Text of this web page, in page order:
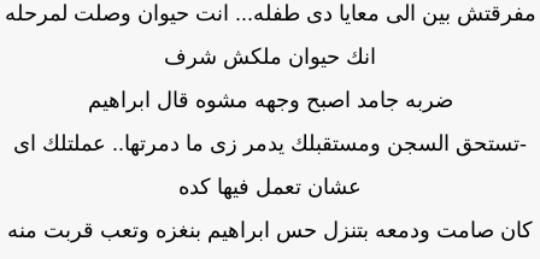
بين الى معايا دى طفله... انت حيوان وصلت لمرحله
انك حيوان ملكش شرف
ضربه جامد اصبح وجهه مشوه قال ابراهيم
السجن ومستقبلك يدمر زى ما دمرتها.. عملتلك اى
عشان تعمل فيها كده
صامت ودمعه بتنزل حس ابراهيم بنغزه وتعب قربت منه